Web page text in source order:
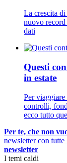
La crescita
nuovo
dati
Questi
in estate
Per viaggiare
controlli,
ecco tutto
Per te, che non
newsletter con
newsletter
I temi caldi